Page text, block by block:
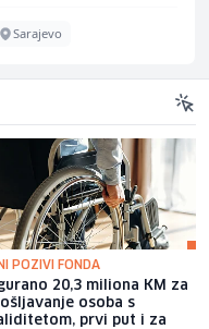
Sarajevo
POZIVI FONDA
20,3 miliona KM za
osoba s
prvi put i za